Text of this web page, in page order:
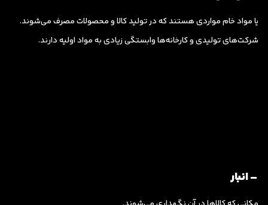
یا مواد خام مواردی هستند که در تولید کالا و محصولات مصرف می‌شوند.
شرکت‌های تولیدی و کارخانه‌ها وابستگی زیادی به مواد اولیه دارند.
– انبار